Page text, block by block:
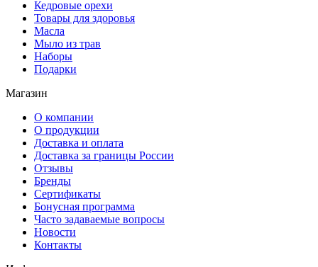
Кедровые орехи
Товары для здоровья
Масла
Мыло из трав
Наборы
Подарки
Магазин
О компании
О продукции
Доставка и оплата
Доставка за границы России
Отзывы
Бренды
Сертификаты
Бонусная программа
Часто задаваемые вопросы
Новости
Контакты